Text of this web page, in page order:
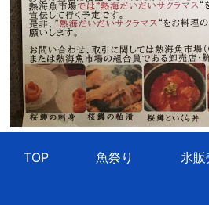
TOP 魚祭り 氷販